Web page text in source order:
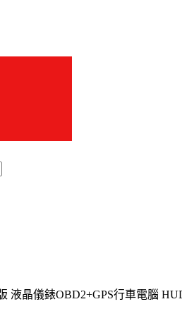
液晶儀錶OBD2+GPS行車電腦